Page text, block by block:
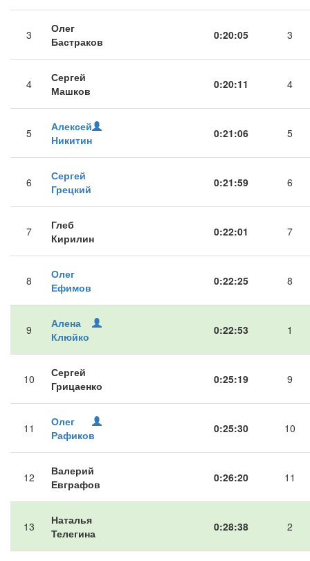
3
Олег
Бастраков
0:20:05 3
4
Сергей
Машков
0:20:11 4
5
Алексей
Никитин
0:21:06 5
6
Сергей
Грецкий
0:21:59 6
7
Глеб
Кирилин
0:22:01 7
8
Олег
Ефимов
0:22:25 8
9
Алена
Клюйко
0:22:53 1
10
Сергей
Грицаенко
0:25:19 9
11
Олег
Рафиков
0:25:30 10
12
Валерий
Евграфов
0:26:20 11
13
Наталья
Телегина
0:28:38 2